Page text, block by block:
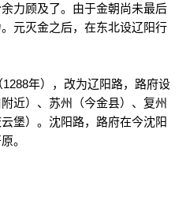
力顾及了。由于金朝尚未最后
元灭金之后，在东北设辽阳行
年），改为辽阳路，路府设
近）、苏州（今金县）、复州
堡）。沈阳路，路府在今沈阳
。